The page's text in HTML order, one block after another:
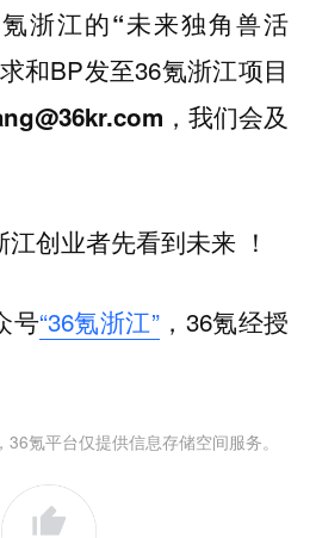
浙江的“未来独角兽活
和BP发至36氪浙江项目
，我们会及
创业者先看到未来 ！
号“36氪浙江”，36氪经授
氪平台仅提供信息存储空间服务。